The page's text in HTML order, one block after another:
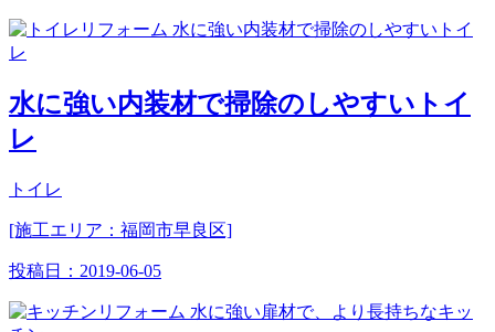
水に強い内装材で掃除のしやすいトイ
レ
トイレ
[施工エリア：福岡市早良区]
投稿日： 2019-06-05